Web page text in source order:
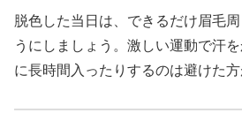
脱色した当日は、できるだけ眉毛
うにしましょう。激しい運動で汗
に長時間入ったりするのは避けた方